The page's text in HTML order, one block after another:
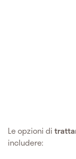
Le opzioni di
includere: